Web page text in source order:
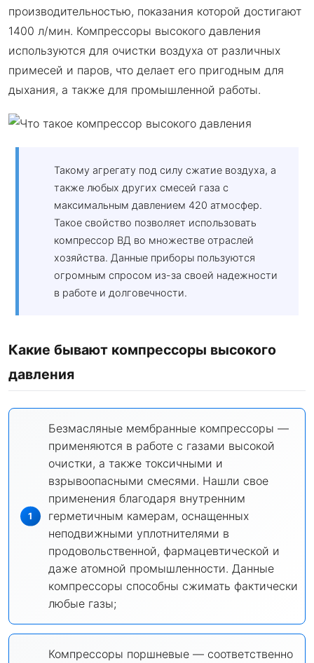
производительностью, показания которой достигают
1400 л/мин. Компрессоры высокого давления
используются для очистки воздуха от различных
примесей и паров, что делает его пригодным для
дыхания, а также для промышленной работы.
Такому агрегату под силу сжатие воздуха, а
также любых других смесей газа с
максимальным давлением 420 атмосфер.
Такое свойство позволяет использовать
компрессор ВД во множестве отраслей
хозяйства. Данные приборы пользуются
огромным спросом из-за своей надежности
в работе и долговечности.
Какие бывают компрессоры высокого
давления
Безмасляные мембранные компрессоры —
применяются в работе с газами высокой
очистки, а также токсичными и
взрывоопасными смесями. Нашли свое
применения благодаря внутренним
герметичным камерам, оснащенных
неподвижными уплотнителями в
продовольственной, фармацевтической и
даже атомной промышленности. Данные
компрессоры способны сжимать фактически
любые газы;
Компрессоры поршневые — соответственно